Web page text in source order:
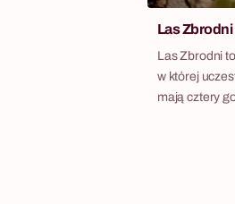
Las Zbrodni
Las Zbrodni
w której
mają cztery